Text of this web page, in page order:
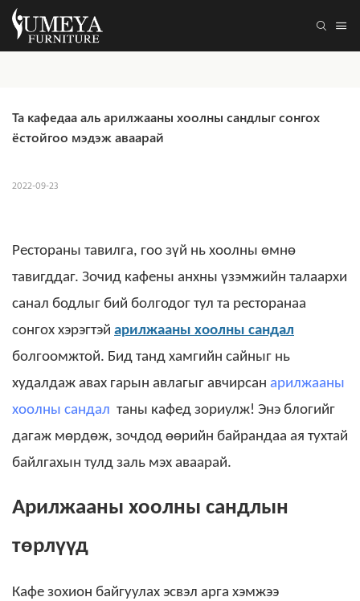
Та кафедаа аль арилжааны хоолны сандлыг сонгох
ёстойгоо мэдэж аваарай
2022-09-23
Рестораны тавилга, гоо зүй нь хоолны өмнө
тавигддаг. Зочид кафены анхны үзэмжийн талаархи
санал бодлыг бий болгодог тул та ресторанаа
сонгох хэрэгтэй арилжааны хоолны сандал
болгоомжтой. Бид танд хамгийн сайныг нь
худалдаж авах гарын авлагыг авчирсан арилжааны
хоолны сандал таны кафед зориулж! Энэ блогийг
дагаж мөрдөж, зочдод өөрийн байрандаа ая тухтай
байлгахын тулд заль мэх аваарай.
Арилжааны хоолны сандлын
төрлүүд
Кафе зохион байгуулах эсвэл арга хэмжээ